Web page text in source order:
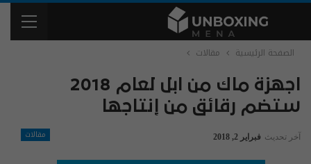
الصفحة الرئيسية مقالات
اجهزة ماك من ابل لعام 2018
ستضم رقائق من إنتاجها
مقالات آخر تحديث فبراير 2, 2018